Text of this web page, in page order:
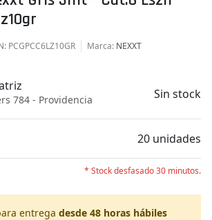
: PCGPCC6LZ10GR Marca: NEXXT
784 - Providencia Sin stock
20 unidades
* Stock desfasado 30 minutos.
entrega desde 48 horas hábiles